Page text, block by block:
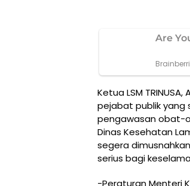
Ketua LSM
pejabat publik yang
pengawasan obat-
Dinas Kesehatan
segera
serius bagi
-Peraturan Menteri